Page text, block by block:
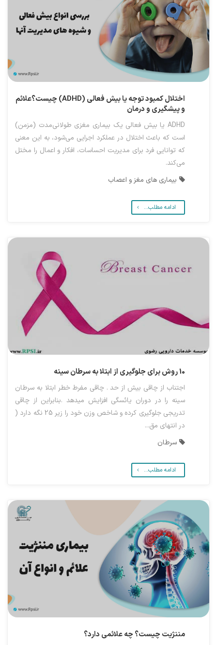
اختلال کمبود توجه یا بیش فعالی (ADHD) چیست؟علائم
و پیشگیری و درمان
ADHD یا بیش فعالی یک بیماری مغزی طولانی‌مدت (مزمن)
است که باعث اختلال در عملکرد اجرایی می‌شود، به این معنی
که توانایی فرد برای مدیریت احساسات، افکار و اعمال را مختل
می‌کند.
بیماری های مغز و اعصاب
ادامه مطلب...
10 روش برای جلوگیری از ابتلا به سرطان سینه
اجتناب از چاقی بیش از حد . چاقی مفرط خطر ابتلا به سرطان
سینه را در دوران یائسگی افزایش میدهد .بنابراین از چاقی
تدریجی جلوگیری کرده و شاخص وزن خود را زیر 25 نگه دارد (
در انتهای مق...
سرطان
ادامه مطلب...
مننژیت چیست؟ چه علائمی دارد؟